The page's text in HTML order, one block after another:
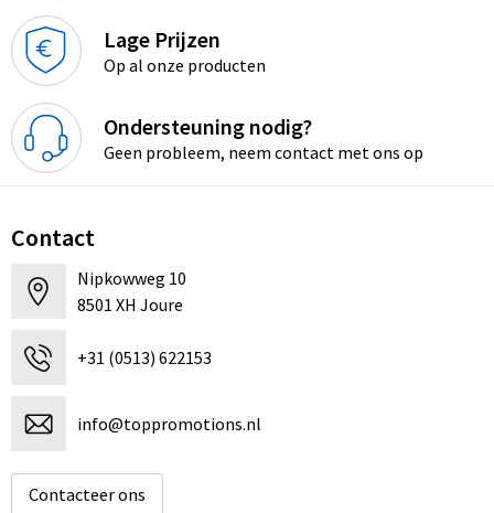
Lage Prijzen
Op al onze producten
Ondersteuning nodig?
Geen probleem, neem contact met ons op
Contact
Nipkowweg 10
8501 XH Joure
+31 (0513) 622153
info@toppromotions.nl
Contacteer ons